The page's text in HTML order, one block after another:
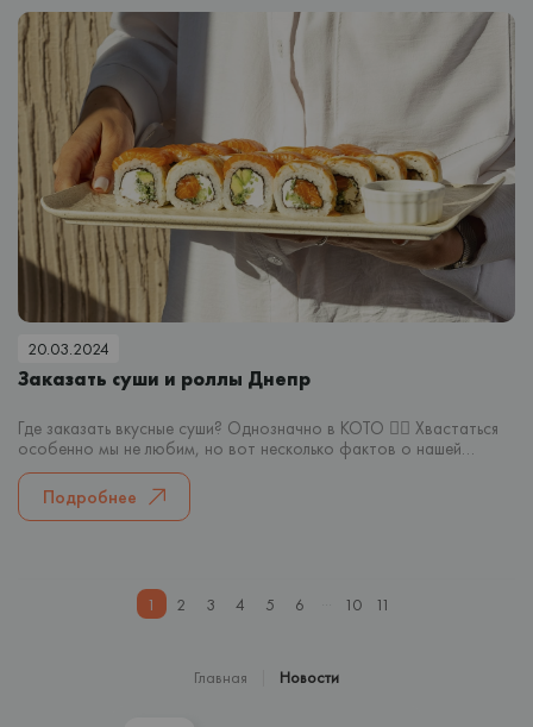
20.03.2024
Заказать суши и роллы Днепр
Где заказать вкусные суши? Однозначно в КОТО ☝🏻 Хвастаться
особенно мы не любим, но вот несколько фактов о нашей
доставке суши, которые вы должны знать.
Подробнее
1 2 3 4 5 6 10 11
Главная Новости